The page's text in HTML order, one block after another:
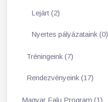
Lejárt (2)
Nyertes pályázataink (0)
Tréningeink (7)
Rendezvényeink (17)
Magyar Falu Program (1)